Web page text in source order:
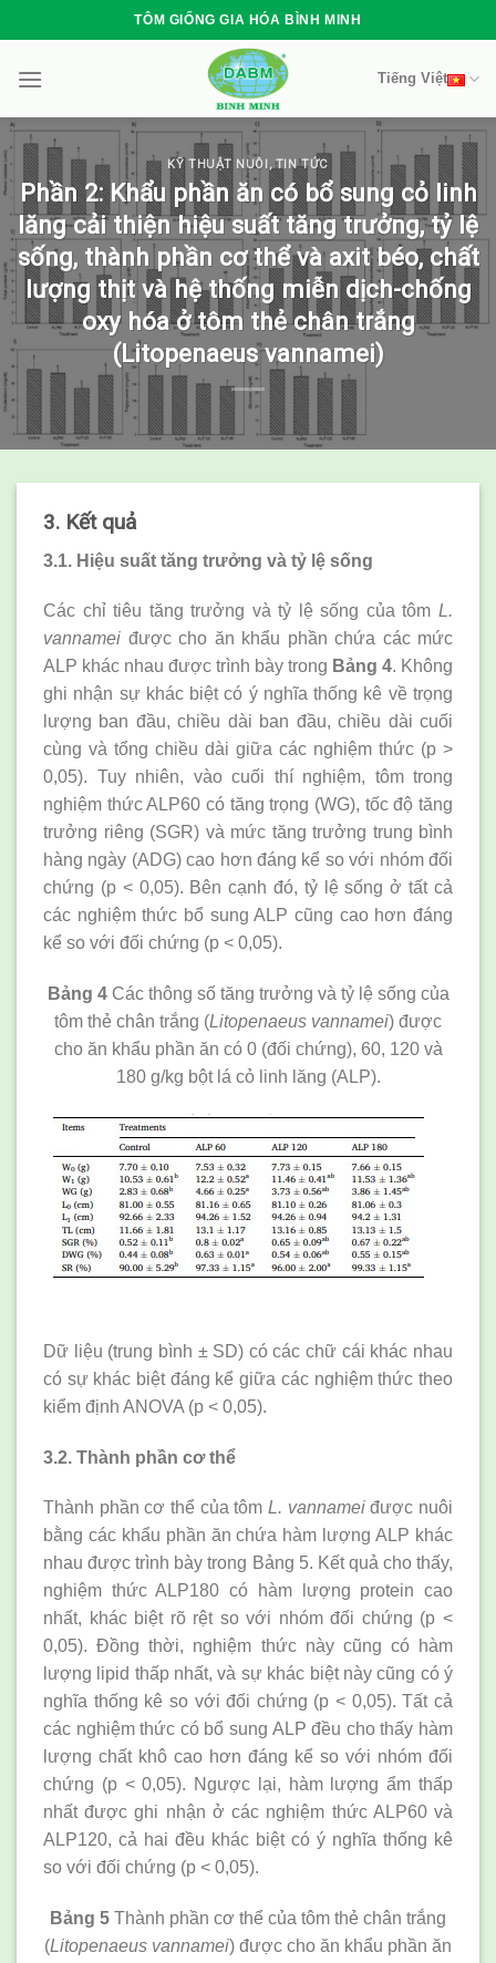
to
content
TÔM GIỐNG GIA HÓA BÌNH MINH
Tiếng Việt
KỸ THUẬT NUÔI , TIN TỨC
Phần 2: Khẩu phần ăn có bổ sung cỏ linh
lăng cải thiện hiệu suất tăng trưởng, tỷ lệ
sống, thành phần cơ thể và axit béo, chất
lượng thịt và hệ thống miễn dịch-chống
oxy hóa ở tôm thẻ chân trắng
(Litopenaeus vannamei)
3. Kết quả
3.1. Hiệu suất tăng trưởng và tỷ lệ sống
Các chỉ tiêu tăng trưởng và tỷ lệ sống của tôm L.
vannamei được cho ăn khẩu phần chứa các mức
ALP khác nhau được trình bày trong Bảng 4. Không
ghi nhận sự khác biệt có ý nghĩa thống kê về trọng
lượng ban đầu, chiều dài ban đầu, chiều dài cuối
cùng và tổng chiều dài giữa các nghiệm thức (p >
0,05). Tuy nhiên, vào cuối thí nghiệm, tôm trong
nghiệm thức ALP60 có tăng trọng (WG), tốc độ tăng
trưởng riêng (SGR) và mức tăng trưởng trung bình
hàng ngày (ADG) cao hơn đáng kể so với nhóm đối
chứng (p < 0,05). Bên cạnh đó, tỷ lệ sống ở tất cả
các nghiệm thức bổ sung ALP cũng cao hơn đáng
kể so với đối chứng (p < 0,05).
Bảng 4Các thông số tăng trưởng và tỷ lệ sống của
tôm thẻ chân trắng (Litopenaeus vannamei) được
cho ăn khẩu phần ăn có 0 (đối chứng), 60, 120 và
180 g/kg bột lá cỏ linh lăng (ALP).
Dữ liệu (trung bình ± SD) có các chữ cái khác nhau
có sự khác biệt đáng kể giữa các nghiệm thức theo
kiểm định ANOVA (p < 0,05).
3.2. Thành phần cơ thể
Thành phần cơ thể của tôm L. vannameiđược nuôi
bằng các khẩu phần ăn chứa hàm lượng ALP khác
nhau được trình bày trong Bảng 5. Kết quả cho thấy,
nghiệm thức ALP180 có hàm lượng protein cao
nhất, khác biệt rõ rệt so với nhóm đối chứng (p <
0,05). Đồng thời, nghiệm thức này cũng có hàm
lượng lipid thấp nhất, và sự khác biệt này cũng có ý
nghĩa thống kê so với đối chứng (p < 0,05). Tất cả
các nghiệm thức có bổ sung ALP đều cho thấy hàm
lượng chất khô cao hơn đáng kể so với nhóm đối
chứng (p < 0,05). Ngược lại, hàm lượng ẩm thấp
nhất được ghi nhận ở các nghiệm thức ALP60 và
ALP120, cả hai đều khác biệt có ý nghĩa thống kê
so với đối chứng (p < 0,05).
Bảng 5 Thành phần cơ thể của tôm thẻ chân trắng
(Litopenaeus vannamei) được cho ăn khẩu phần ăn